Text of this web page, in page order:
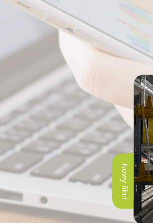
Nowy film!